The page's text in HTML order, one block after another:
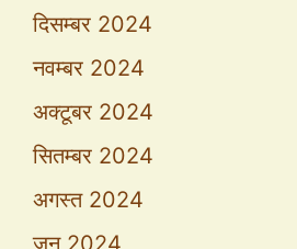
दिसम्बर 2024
नवम्बर 2024
अक्टूबर 2024
सितम्बर 2024
अगस्त 2024
जून 2024